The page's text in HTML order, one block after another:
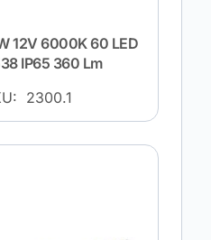
12V 6000K 60 LED
IP65 360 Lm
2300.1